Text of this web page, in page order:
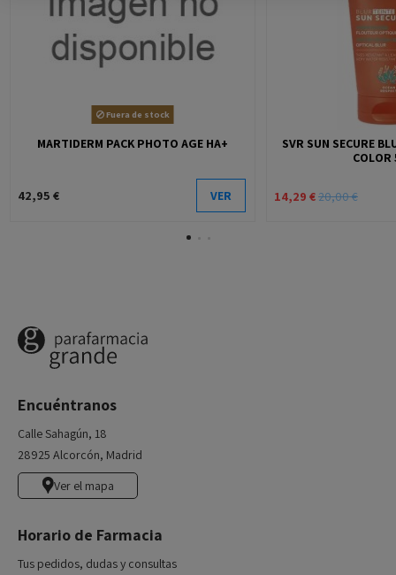
Fuera de stock
MARTIDERM PACK PHOTO AGE HA+
42,95 € VER
SVR SUN SECURE
COLOR
14,29 €20,00 €
Encuéntranos
Calle Sahagún, 18
28925 Alcorcón, Madrid
Ver el mapa
Horario de Farmacia
Tus pedidos, dudas y consultas